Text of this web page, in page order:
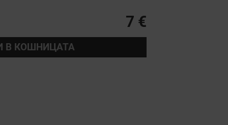
7 €
В КОШНИЦАТА